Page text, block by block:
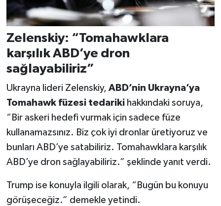
Zelenskiy: “Tomahawklara
karşılık ABD’ye dron
sağlayabiliriz”
Ukrayna lideri Zelenskiy, ABD’nin Ukrayna’ya
Tomahawk füzesi tedarikihakkındaki soruya,
“Bir askeri hedefi vurmak için sadece füze
kullanamazsınız. Biz çok iyi dronlar üretiyoruz ve
bunları ABD’ye satabiliriz. Tomahawklara karşılık
ABD’ye dron sağlayabiliriz.” şeklinde yanıt verdi.
Trump ise konuyla ilgili olarak, “Bugün bu konuyu
görüşeceğiz.” demekle yetindi.